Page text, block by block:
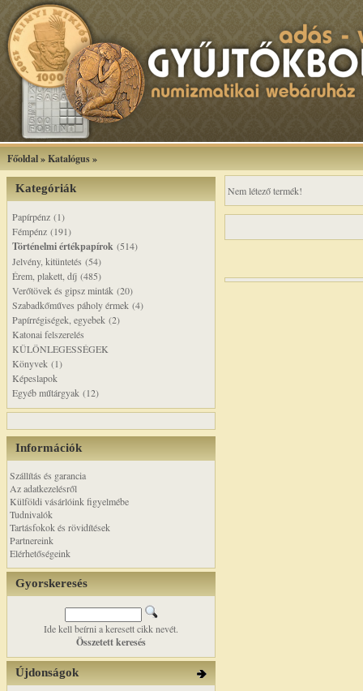
Főoldal»Katalógus»
Kategóriák
Papírpénz (1)
Fémpénz (191)
Történelmi értékpapírok (514)
Jelvény, kitüntetés (54)
Érem, plakett, díj (485)
Verőtövek és gipsz minták (20)
Szabadkőműves páholy érmek (4)
Papírrégiségek, egyebek (2)
Katonai felszerelés
KÜLÖNLEGESSÉGEK
Könyvek (1)
Képeslapok
Egyéb műtárgyak (12)
Információk
Szállítás és garancia
Az adatkezelésről
Külföldi vásárlóink figyelmébe
Tudnivalók
Tartásfokok és rövidítések
Partnereink
Elérhetőségeink
Gyorskeresés
Ide kell beírni a keresett cikk nevét.
Összetett keresés
Újdonságok
Nem létező termék!